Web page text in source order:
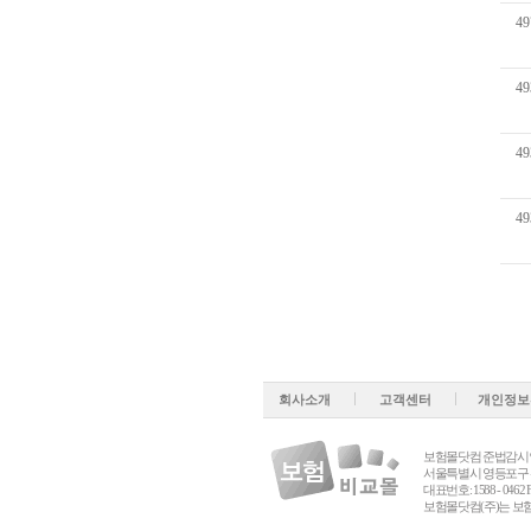
회사소개 고객센터 개인정
보험몰닷컴 준법감시
서울특별시 영등포구
대표번호: 1588 - 0462
보험몰닷컴(주)는 보